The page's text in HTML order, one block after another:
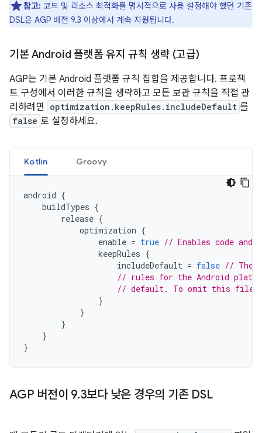
참고: 코드 및 리소스 최적화를 명시적으로 사용 설정해야 했던 기존
DSL은 AGP 버전 9.3 이상에서 계속 지원됩니다.
기본 Android 플랫폼 유지 규칙 생략 (고급)
AGP는 기본 Android 플랫폼 규칙 집합을 제공합니다. 프로젝
트 구성에서 이러한 규칙을 생략하고 모든 보관 규칙을 직접 관
리하려면
optimization.keepRules.includeDefault 를
false 로 설정하세요.
Kotlin Groovy
android {
buildTypes {
release {
optimization {
enable = true // Enables code and
keepRules {
includeDefault = false // The
// rules for the Android
// default. To omit this file,
}
}
}
}
}
AGP 버전이 9.3보다 낮은 경우의 기존 DSL